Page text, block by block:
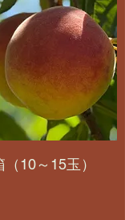
10～15玉）